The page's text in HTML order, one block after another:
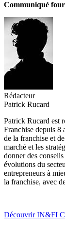
Communiqué
Rédacteur
Patrick Rucard
Patrick Rucard est
Franchise depuis 8
de la franchise et
marché et les
donner des
évolutions du
entrepreneurs à
la franchise, avec
Découvrir IN&FI